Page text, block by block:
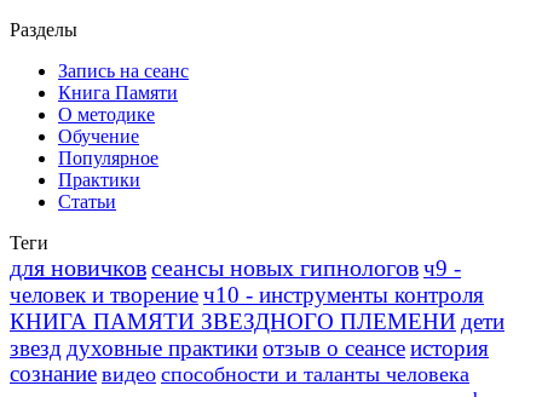
Разделы
Запись на сеанс
Книга Памяти
О методике
Обучение
Популярное
Практики
Статьи
Теги
для новичковсеансы новых гипнологовч9 -
человек и творениеч10 - инструменты контроля
КНИГА ПАМЯТИ ЗВЕЗДНОГО ПЛЕМЕНИ дети
звезд духовные практикиотзыв о сеансеистория
сознание видео способности и таланты человека